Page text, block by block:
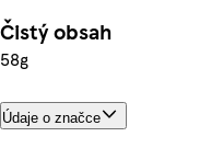
Čistý obsah
58g
Údaje o značce